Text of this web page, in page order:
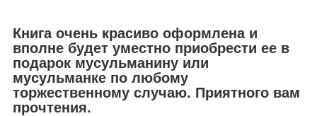
Книга очень красиво оформлена и
вполне будет уместно приобрести ее в
подарок мусульманину или
мусульманке по любому
торжественному случаю. Приятного вам
прочтения.